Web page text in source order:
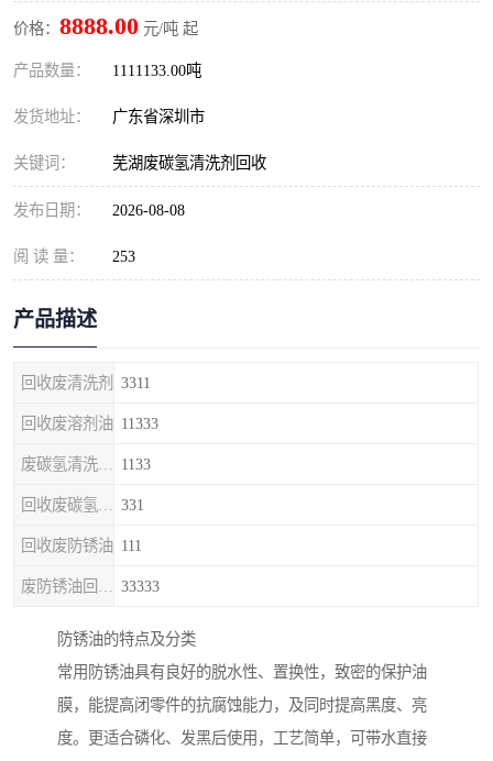
价格： 8888.00 元/吨 起
产品数量： 1111133.00吨
发货地址： 广东省深圳市
关键词： 芜湖废碳氢清洗剂回收
发布日期： 2026-08-08
阅 读 量： 253
产品描述
回收废清洗剂 3311
回收废溶剂油 11333
1133
331
回收废防锈油 111
33333
防锈油的特点及分类
常用防锈油具有良好的脱水性、置换性，致密的保护油
膜，能提高闭零件的抗腐蚀能力，及同时提高黑度、亮
度。更适合磷化、发黑后使用，工艺简单，可带水直接